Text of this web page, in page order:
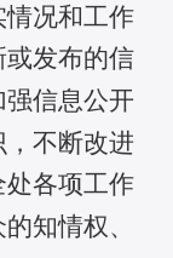
况和工作
发布的信
信息公开
不断改进
各项工作
知情权、